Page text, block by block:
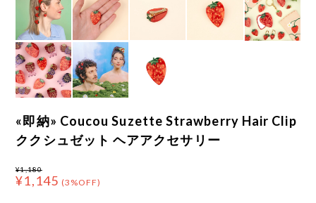
«即納» Coucou Suzette Strawberry Hair Clip
ククシュゼット ヘアアクセサリー
¥1,180
¥1,145 (3%OFF)